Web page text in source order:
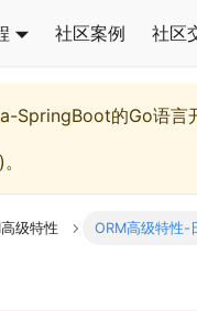
社区案例 社区
SpringBoot的Go语言
)。
级特性 ORM高级特性-